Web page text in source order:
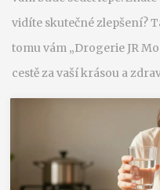
vidíte skutečné zlepšení?
tomu vám „Drogerie JR
cestě za vaší krásou a